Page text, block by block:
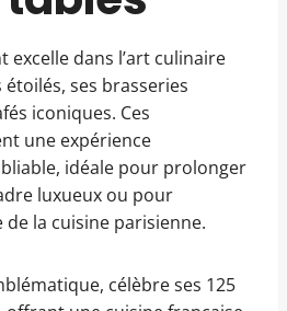
excelle dans l’art culinaire
ses brasseries
iconiques. Ces
une expérience
idéale pour prolonger
luxueux ou pour
la cuisine parisienne.
célèbre ses 125